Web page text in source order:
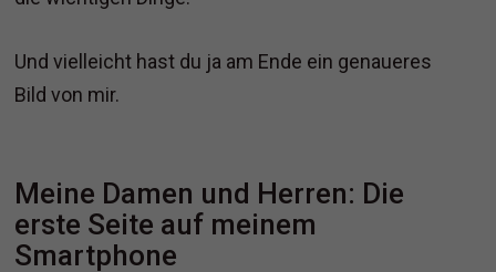
Und vielleicht hast du ja am Ende ein genaueres
Bild von mir.
Meine Damen und Herren: Die
erste Seite auf meinem
Smartphone